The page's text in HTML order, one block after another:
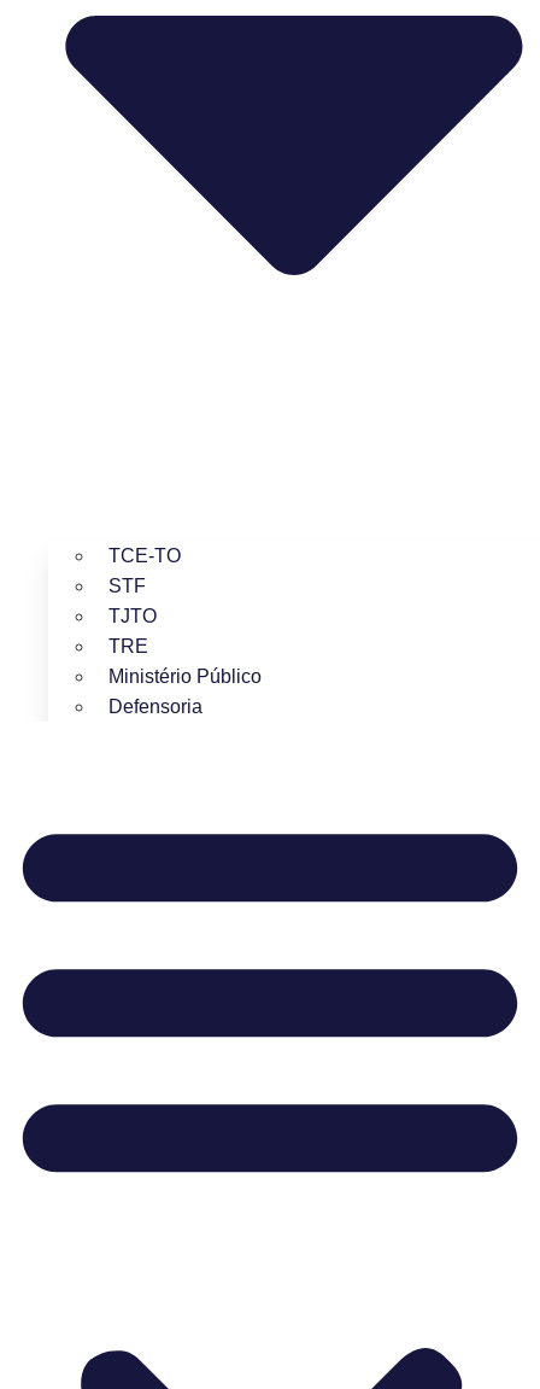
TCE-TO
STF
TJTO
TRE
Ministério Público
Defensoria